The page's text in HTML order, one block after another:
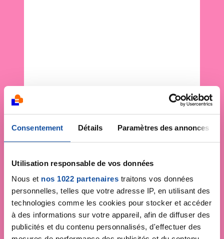
Consentement Détails Paramètres des annonces
Utilisation responsable de vos données
Nous et nos 1022 partenaires traitons vos données
personnelles, telles que votre adresse IP, en utilisant des
technologies comme les cookies pour stocker et accéder
à des informations sur votre appareil, afin de diffuser des
publicités et du contenu personnalisés, d'effectuer des